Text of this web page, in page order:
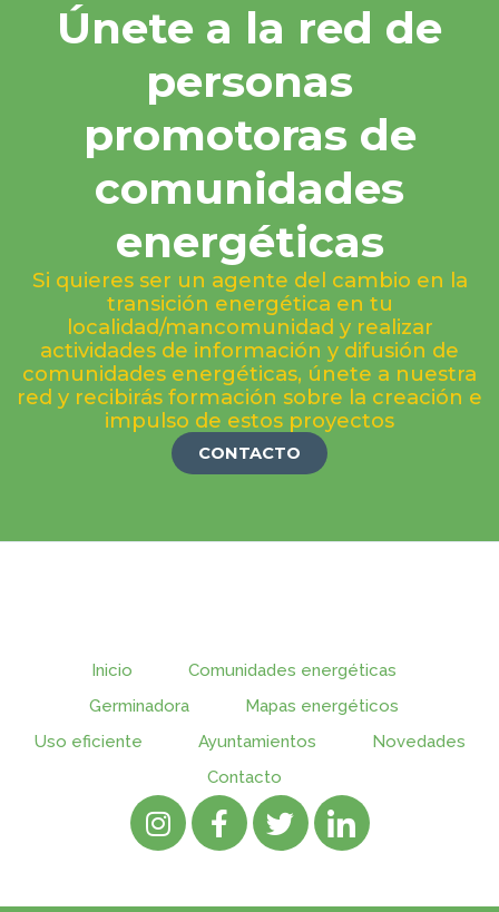
Únete a la red de
personas
promotoras de
comunidades
energéticas
Si quieres ser un agente del cambio en la
transición energética en tu
localidad/mancomunidad y realizar
actividades de información y difusión de
comunidades energéticas, únete a nuestra
red y recibirás formación sobre la creación e
impulso de estos proyectos
CONTACTO
Inicio
Comunidades energéticas
Germinadora
Mapas energéticos
Uso eficiente
Ayuntamientos
Novedades
Contacto
I
n
F
a
T
w
I
c